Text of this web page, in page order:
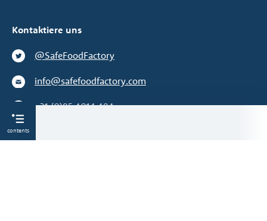
contents
Kontaktiere uns
@SafeFoodFactory
info@safefoodfactory.com
+31 (0)85 4014 484